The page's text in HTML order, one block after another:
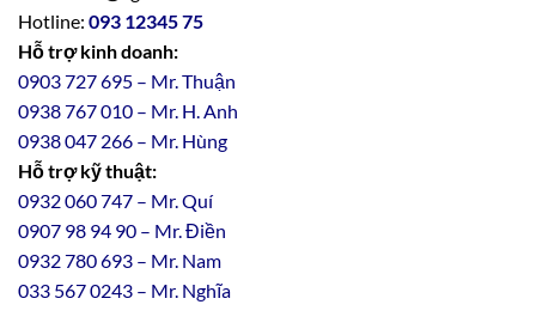
Hotline: 093 12345 75
Hỗ trợ kinh doanh:
0903 727 695 – Mr. Thuận
0938 767 010 – Mr. H. Anh
0938 047 266 – Mr. Hùng
Hỗ trợ kỹ thuật:
0932 060 747 – Mr. Quí
0907 98 94 90 – Mr. Điền
0932780693 – Mr. Nam
033 567 0243 – Mr. Nghĩa